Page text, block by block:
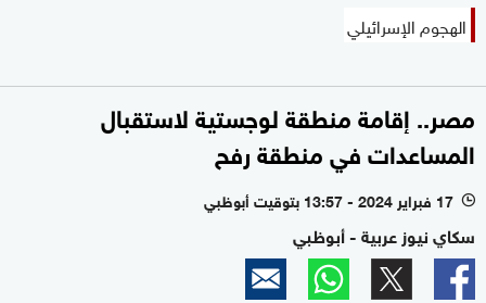
الهجوم الإسرائيلي
مصر.. إقامة منطقة لوجستية لاستقبال
المساعدات في منطقة رفح
l 17 فبراير 2024 - 13:57 بتوقيت أبوظبي
سكاي نيوز عربية - أبوظبي